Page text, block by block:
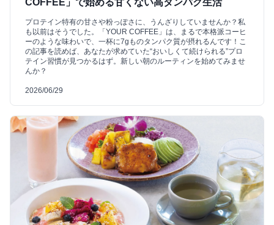
プロテイン特有の甘さや粉っぽさに、うんざりしていませんか？私
も以前はそうでした。「YOUR COFFEE」は、まるで本格派コーヒ
ーのような味わいで、一杯に7gものタンパク質が摂れるんです！こ
の記事を読めば、あなたが求めていた“おいしくて続けられる”プロ
テイン習慣が見つかるはず。新しい朝のルーティンを始めてみませ
んか？
2026/06/29